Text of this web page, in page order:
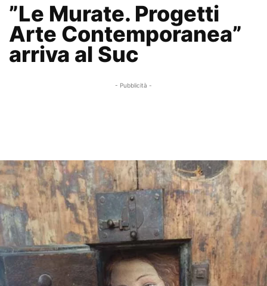
”Le Murate. Progetti
Arte Contemporanea”
arriva al Suc
- Pubblicità -